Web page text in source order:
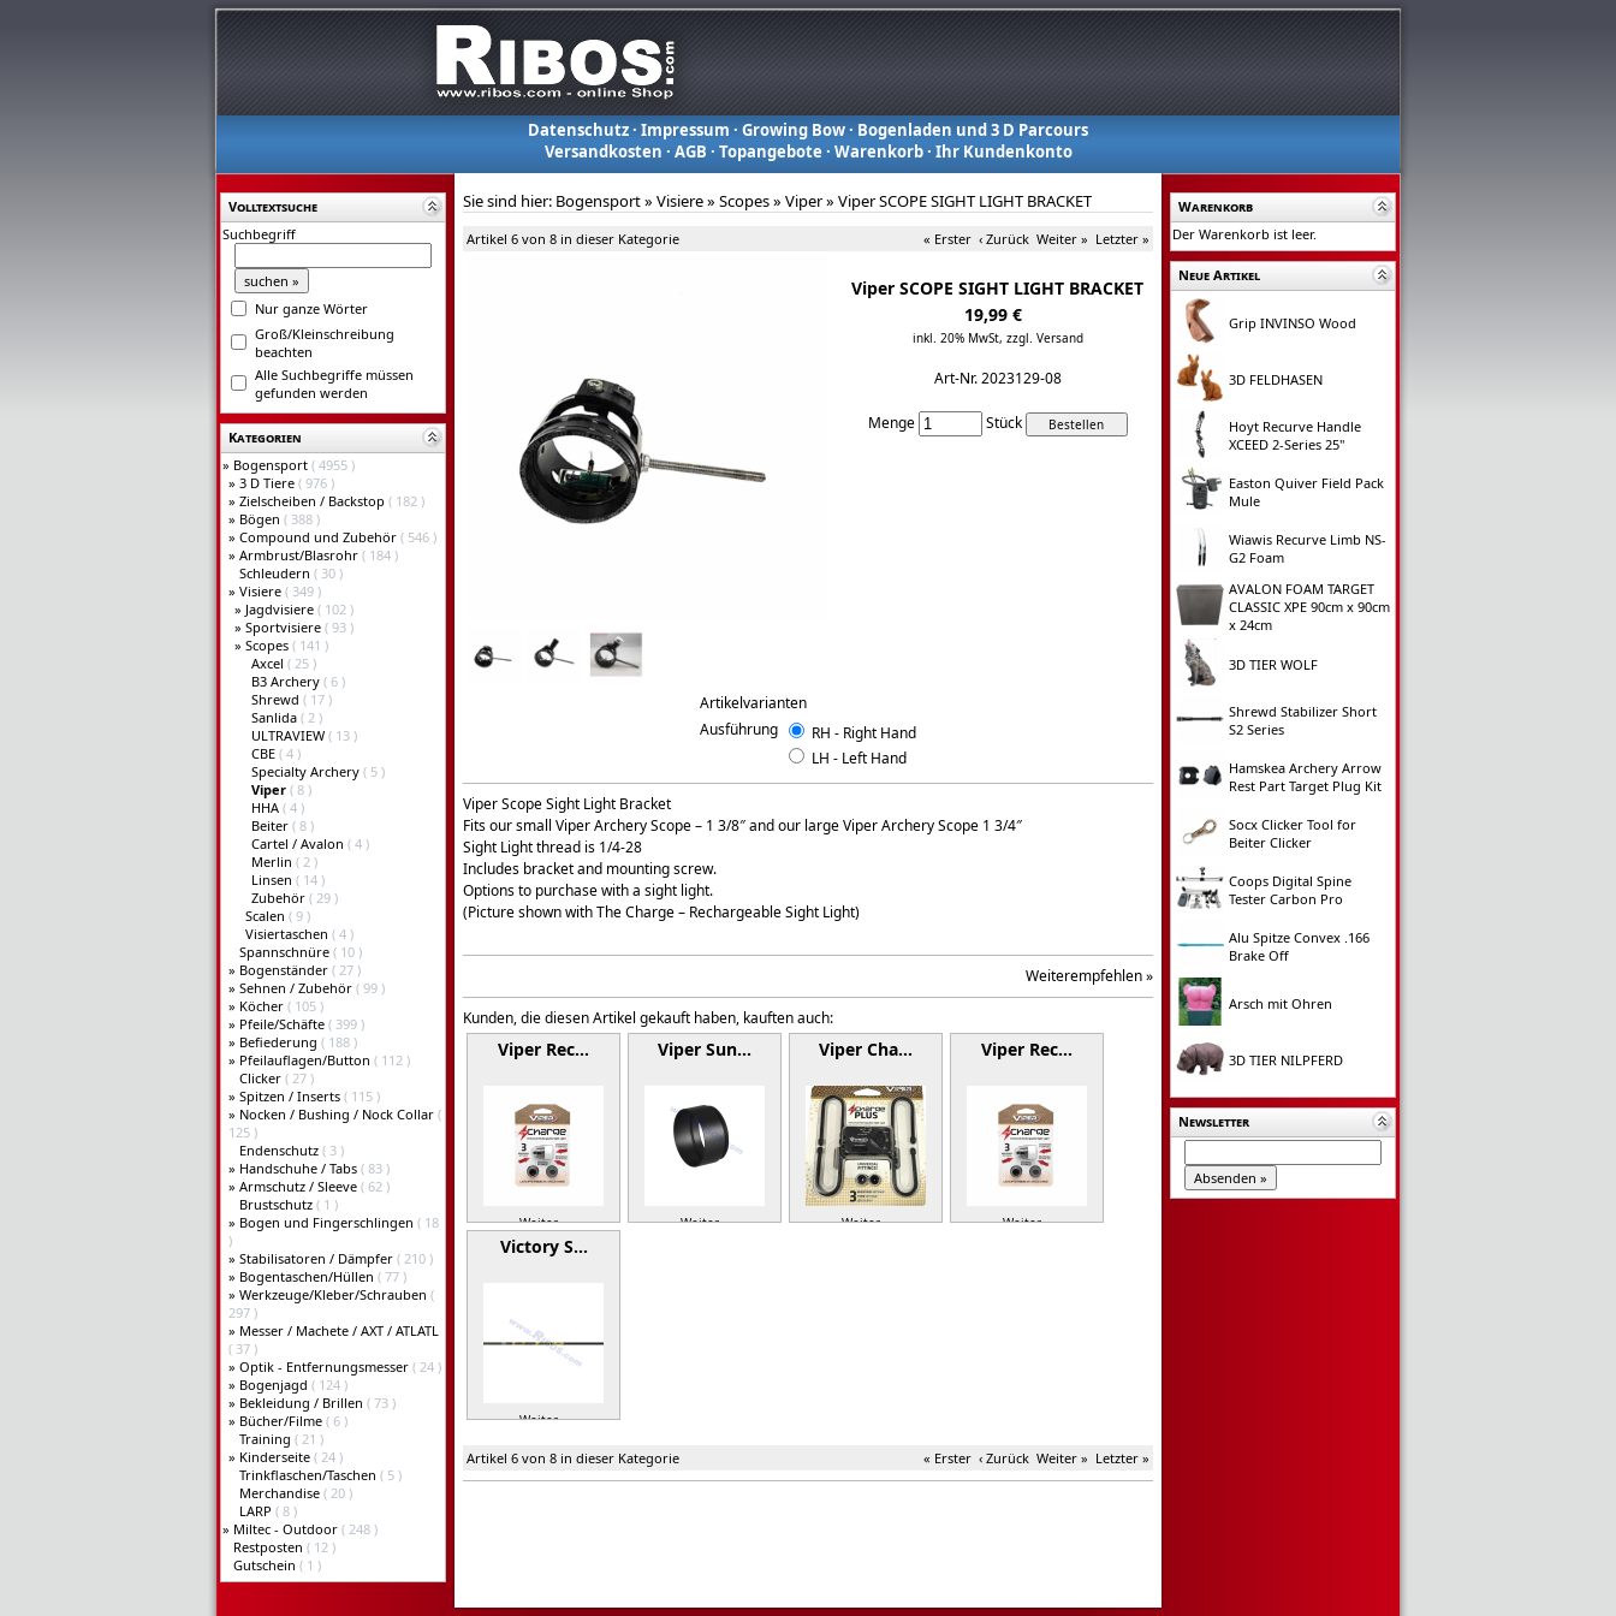
Datenschutz· Impressum · Growing Bow· Bogenladen und 3 D Parcours
Versandkosten · AGB · Topangebote · Warenkorb· Ihr Kundenkonto
Volltextsuche
Suchbegriff
Nur ganze Wörter
Groß/Kleinschreibung
beachten
Alle Suchbegriffe müssen
gefunden werden
Kategorien
» Bogensport ( 4955 )
» 3 D Tiere ( 976 )
» Zielscheiben / Backstop ( 182 )
» Bögen ( 388 )
» Compound und Zubehör ( 546 )
» Armbrust/Blasrohr ( 184 )
Schleudern ( 30 )
» Visiere ( 349 )
» Jagdvisiere ( 102 )
» Sportvisiere ( 93 )
» Scopes ( 141 )
Axcel ( 25 )
B3 Archery ( 6 )
Shrewd ( 17 )
Sanlida ( 2 )
ULTRAVIEW ( 13 )
CBE ( 4 )
Specialty Archery ( 5 )
Viper ( 8 )
HHA ( 4 )
Beiter ( 8 )
Cartel / Avalon ( 4 )
Merlin ( 2 )
Linsen ( 14 )
Zubehör ( 29 )
Scalen ( 9 )
Visiertaschen ( 4 )
Spannschnüre ( 10 )
» Bogenständer ( 27 )
» Sehnen / Zubehör ( 99 )
» Köcher ( 105 )
» Pfeile/Schäfte ( 399 )
» Befiederung ( 188 )
» Pfeilauflagen/Button ( 112 )
Clicker ( 27 )
» Spitzen / Inserts ( 115 )
» Nocken / Bushing / Nock Collar (
125 )
Endenschutz ( 3 )
» Handschuhe / Tabs ( 83 )
» Armschutz / Sleeve ( 62 )
Brustschutz ( 1 )
» Bogen und Fingerschlingen ( 18
)
» Stabilisatoren / Dämpfer ( 210 )
» Bogentaschen/Hüllen ( 77 )
» Werkzeuge/Kleber/Schrauben (
297 )
» Messer / Machete / AXT / ATLATL
( 37 )
» Optik - Entfernungsmesser ( 24 )
» Bogenjagd ( 124 )
» Bekleidung / Brillen ( 73 )
» Bücher/Filme ( 6 )
Training ( 21 )
» Kinderseite ( 24 )
Trinkflaschen/Taschen ( 5 )
Merchandise ( 20 )
LARP ( 8 )
» Miltec - Outdoor ( 248 )
Restposten ( 12 )
Gutschein ( 1 )
Sie sind hier: Bogensport» Visiere» Scopes» Viper» Viper SCOPE SIGHT LIGHT BRACKET
Artikel 6 von 8 in dieser Kategorie « Erster ‹ Zurück Weiter » Letzter »
Viper SCOPE SIGHT LIGHT BRACKET
19,99 €
inkl. 20% MwSt, zzgl. Versand
Art-Nr. 2023129-08
Menge Stück
Artikelvarianten
Ausführung
RH - Right Hand
LH - Left Hand
Viper Scope Sight Light Bracket
Fits our small Viper Archery Scope – 1 3/8″ and our large Viper Archery Scope 1 3/4″
Sight Light thread is 1/4-28
Includes bracket and mounting screw.
Options to purchase with a sight light.
(Picture shown with The Charge – Rechargeable Sight Light)
Weiterempfehlen »
Kunden, die diesen Artikel gekauft haben, kauften auch:
Viper Rec…
Weiter »
Viper Sun…
Weiter »
Viper Cha…
Weiter »
Viper Rec…
Weiter »
Victory S…
Weiter »
Artikel 6 von 8 in dieser Kategorie « Erster ‹ Zurück Weiter » Letzter »
Warenkorb
Der Warenkorb ist leer.
Neue Artikel
Grip INVINSO Wood
3D FELDHASEN
Hoyt Recurve Handle
XCEED 2-Series 25"
Easton Quiver Field Pack
Mule
Wiawis Recurve Limb NS-
G2 Foam
AVALON FOAM TARGET
CLASSIC XPE 90cm x 90cm
x 24cm
3D TIER WOLF
Shrewd Stabilizer Short
S2 Series
Hamskea Archery Arrow
Rest Part Target Plug Kit
Socx Clicker Tool for
Beiter Clicker
Coops Digital Spine
Tester Carbon Pro
Alu Spitze Convex .166
Brake Off
Arsch mit Ohren
3D TIER NILPFERD
Newsletter